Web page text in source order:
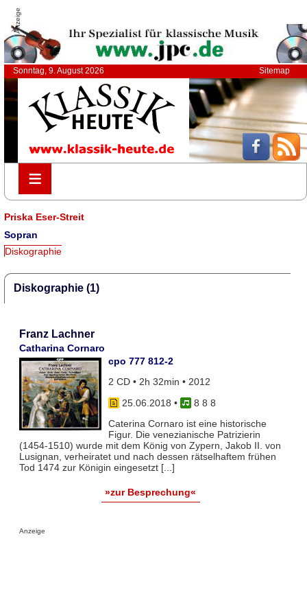
Anzeige
Sonntag, 9. August 2026 Sitemap
≡
≡
Priska Eser-Streit
Sopran
Diskographie
Diskographie (1)
Franz Lachner
Catharina Cornaro
cpo 777 812-2
2 CD • 2h 32min • 2012
25.06.2018 •
8 8 8
Caterina Cornaro ist eine historische
Figur. Die venezianische Patrizierin
(1454-1510) wurde mit dem König von Zypern, Jakob II. von
Lusignan, verheiratet und nach dessen rätselhaftem frühen
Tod 1474 zur Königin eingesetzt [...]
»zur Besprechung«
Anzeige